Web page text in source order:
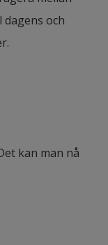
och
kan man nå